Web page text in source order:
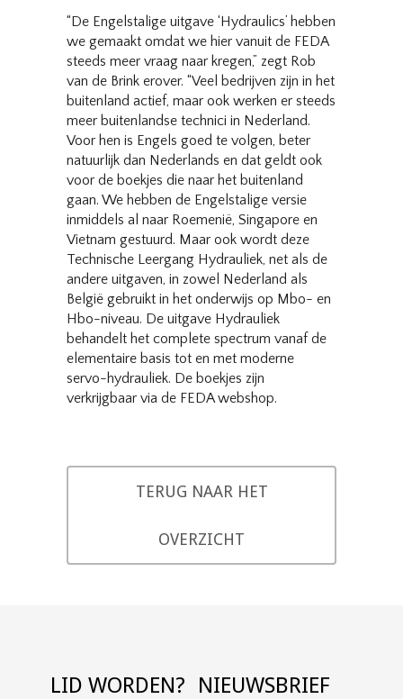
“De Engelstalige uitgave ‘Hydraulics’ hebben
we gemaakt omdat we hier vanuit de FEDA
steeds meer vraag naar kregen,” zegt Rob
van de Brink erover. “Veel bedrijven zijn in het
buitenland actief, maar ook werken er steeds
meer buitenlandse technici in Nederland.
Voor hen is Engels goed te volgen, beter
natuurlijk dan Nederlands en dat geldt ook
voor de boekjes die naar het buitenland
gaan. We hebben de Engelstalige versie
inmiddels al naar Roemenië, Singapore en
Vietnam gestuurd. Maar ook wordt deze
Technische Leergang Hydrauliek, net als de
andere uitgaven, in zowel Nederland als
België gebruikt in het onderwijs op Mbo- en
Hbo-niveau. De uitgave Hydrauliek
behandelt het complete spectrum vanaf de
elementaire basis tot en met moderne
servo-hydrauliek. De boekjes zijn
verkrijgbaar via de FEDA webshop.
TERUG NAAR HET
OVERZICHT
LID WORDEN? NIEUWSBRIEF